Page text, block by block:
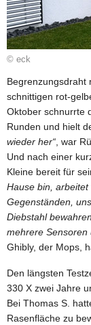
© eck
Begrenzungsdraht
schnittigen rot-
Oktober schnurrte
Runden und hielt
wieder her“ , war
Und nach einer
Kleine bereit für
Hause bin,
Gegenständen,
Diebstahl
mehrere Sensoren
Ghibly, der Mops,
Den längsten
330 X zwei Jahre
Bei Thomas S.
Rasenfläche zu